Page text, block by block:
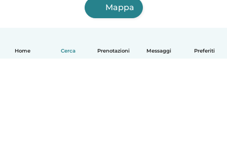
Home Cerca Prenotazioni Messaggi Preferiti
Mappa